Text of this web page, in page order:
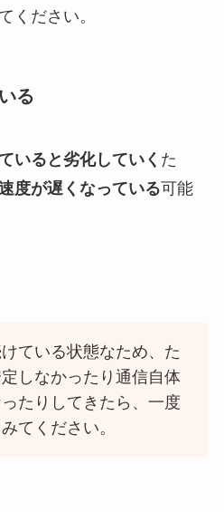
ください。
る
いると劣化していく た
度が遅くなっている可能
ている状態なため、た
しなかったり通信自体
たりしてきたら、一度
てください。